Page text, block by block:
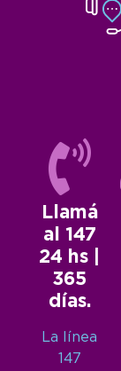
Llamá
al 147
24 hs |
365
días.
La línea
147